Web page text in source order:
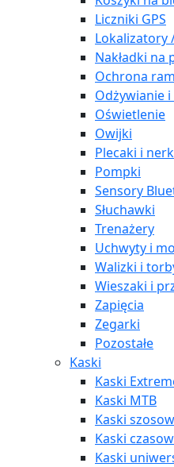
Liczniki GPS
Lokalizatory
Nakładki na
Ochrona
Odżywianie
Oświetlenie
Owijki
Plecaki i
Pompki
Sensory
Słuchawki
Trenażery
Uchwyty i
Walizki i
Wieszaki i
Zapięcia
Zegarki
Pozostałe
Kaski
Kaski
Kaski MTB
Kaski
Kaski
Kaski